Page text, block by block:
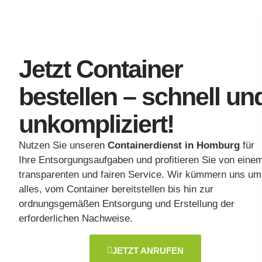
Jetzt Container
bestellen – schnell
unkompliziert!
Nutzen Sie unseren Containerdienst in Homburg für
Ihre Entsorgungsaufgaben und profitieren Sie von
transparenten und fairen Service. Wir kümmern uns um
alles, vom Container bereitstellen bis hin zur
ordnungsgemäßen Entsorgung und Erstellung der
erforderlichen Nachweise.
JETZT ANRUFEN